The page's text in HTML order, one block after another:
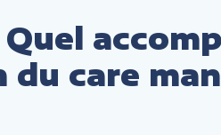
care